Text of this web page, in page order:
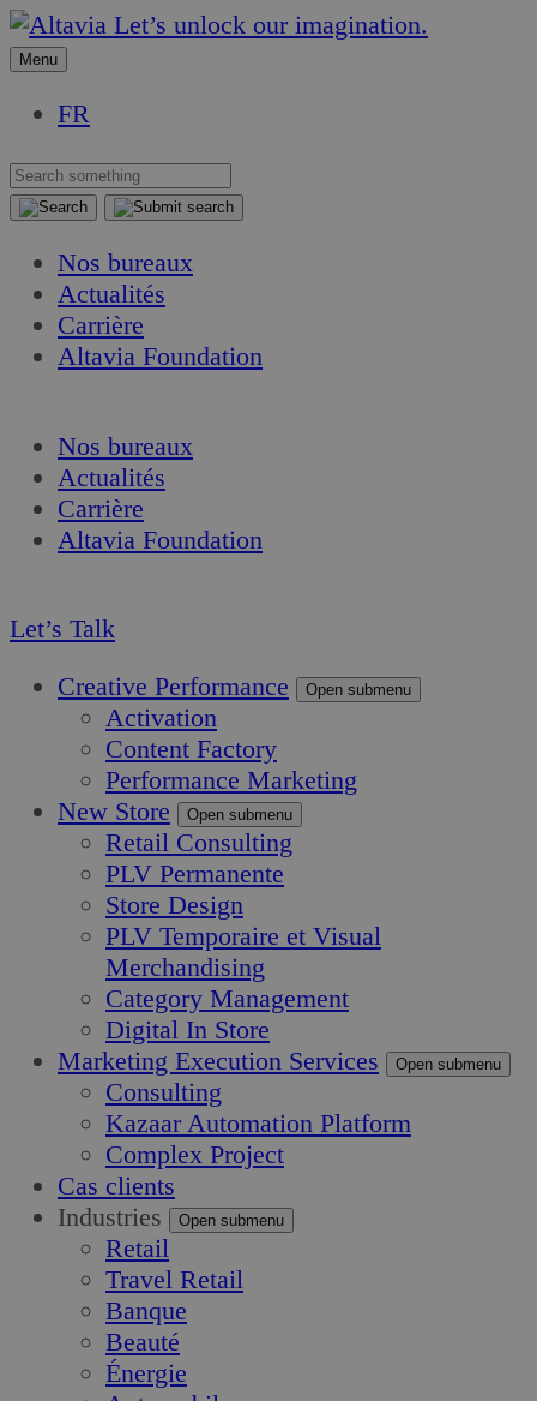
Aller
au
Aller
au
Let’s unlock our imagination.
Menu
FR
Nos bureaux
Actualités
Carrière
Altavia Foundation
Nos bureaux
Actualités
Carrière
Altavia Foundation
Let’s Talk
Creative Performance
Open submenu
Activation
Content Factory
Performance Marketing
New Store
Open submenu
Retail Consulting
PLV Permanente
Store Design
PLV Temporaire et Visual
Merchandising
Category Management
Digital In Store
Marketing Execution Services
Open submenu
Consulting
Kazaar Automation Platform
Complex Project
Cas clients
Industries
Open submenu
Retail
Travel Retail
Banque
Beauté
Énergie